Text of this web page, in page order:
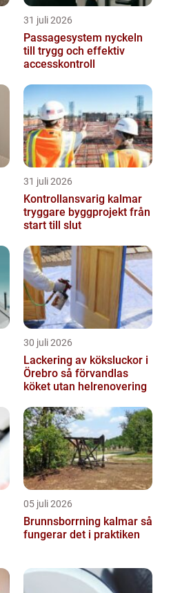
31 juli 2026
Passagesystem nyckeln
till trygg och effektiv
accesskontroll
31 juli 2026
Kontrollansvarig kalmar
tryggare byggprojekt från
start till slut
30 juli 2026
Lackering av köksluckor i
Örebro så förvandlas
köket utan helrenovering
05 juli 2026
Brunnsborrning kalmar så
fungerar det i praktiken